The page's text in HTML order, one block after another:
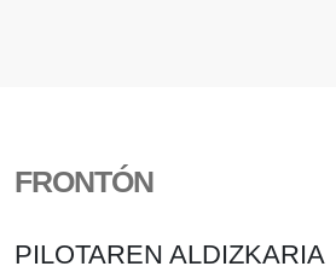
FRONTÓN
PILOTAREN ALDIZKARIA